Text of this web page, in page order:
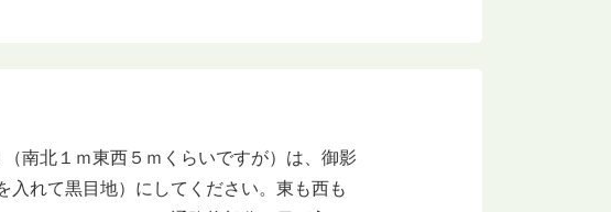
南北１ｍ東西５ｍくらいですが）は、御影
れて黒目地）にしてください。東も西も